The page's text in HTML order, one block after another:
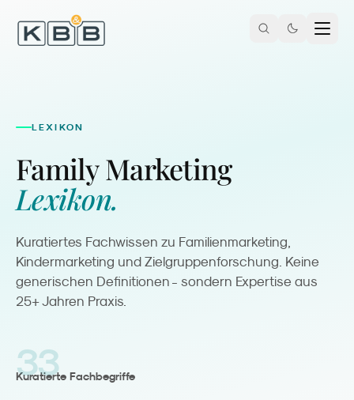
LEXIKON
Family Marketing
Lexikon.
Kuratiertes Fachwissen zu Familienmarketing,
Kindermarketing und Zielgruppenforschung. Keine
generischen Definitionen - sondern Expertise aus
25+ Jahren Praxis.
33
Kuratierte Fachbegriffe